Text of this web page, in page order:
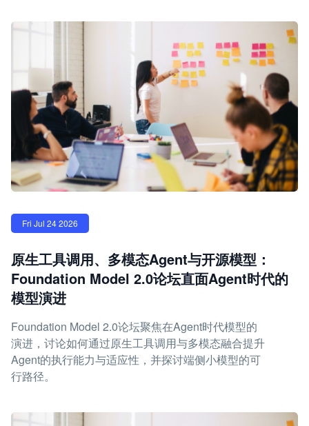
Fri Jul 24 2026
原生工具调用、多模态Agent与开源模型：
Foundation Model 2.0论坛直面Agent时代的
模型演进
Foundation Model 2.0论坛聚焦在Agent时代模型的
演进，讨论如何通过原生工具调用与多模态融合提升
Agent的执行能力与适应性，并探讨端侧小模型的可
行路径。